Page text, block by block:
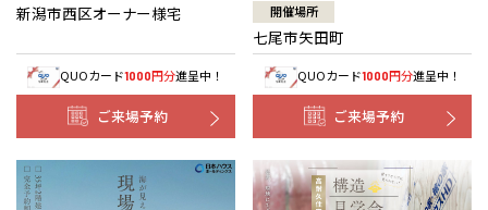
新潟市西区オーナー様宅
QUOカード1000円分進呈中！
ご来場予約
開催場所
七尾市矢田町
QUOカード1000円分進呈中！
ご来場予約